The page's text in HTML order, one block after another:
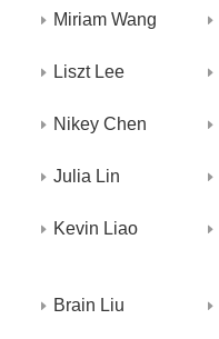
Miriam Wang
Liszt Lee
Nikey Chen
Julia Lin
Kevin Liao
Brain Liu